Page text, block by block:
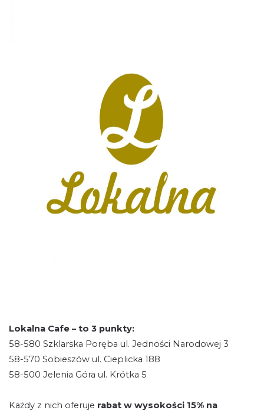
Lokalna Cafe – to 3 punkty:
58-580 Szklarska Poręba ul. Jedności Narodowej 3
58-570 Sobieszów ul. Cieplicka 188
58-500 Jelenia Góra ul. Krótka 5
Każdy z nich oferuje rabat w wysokości 15% na